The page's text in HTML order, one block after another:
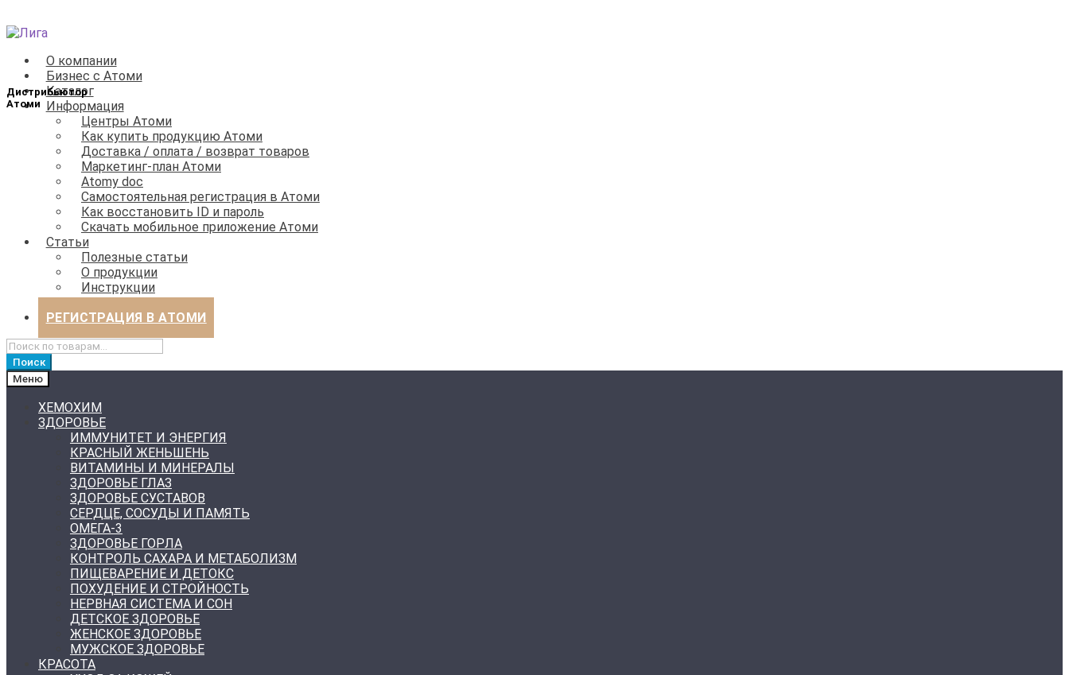
Перейти
навигации
Перейти
содержимому
О компании
Бизнес с Атоми
Каталог
Информация
Центры Атоми
Как купить продукцию Атоми
Доставка / оплата / возврат товаров
Маркетинг-план Атоми
Atomy doc
Самостоятельная регистрация в Атоми
Как восстановить ID и пароль
Скачать мобильное приложение Атоми
Статьи
Полезные статьи
О продукции
Инструкции
РЕГИСТРАЦИЯ В АТОМИ
Искать:
Поиск
Меню
ХЕМОХИМ
ЗДОРОВЬЕ
ИММУНИТЕТ И ЭНЕРГИЯ
КРАСНЫЙ ЖЕНЬШЕНЬ
ВИТАМИНЫ И МИНЕРАЛЫ
ЗДОРОВЬЕ ГЛАЗ
ЗДОРОВЬЕ СУСТАВОВ
СЕРДЦЕ, СОСУДЫ И ПАМЯТЬ
ОМЕГА-3
ЗДОРОВЬЕ ГОРЛА
КОНТРОЛЬ САХАРА И МЕТАБОЛИЗМ
ПИЩЕВАРЕНИЕ И ДЕТОКС
ПОХУДЕНИЕ И СТРОЙНОСТЬ
НЕРВНАЯ СИСТЕМА И СОН
ДЕТСКОЕ ЗДОРОВЬЕ
ЖЕНСКОЕ ЗДОРОВЬЕ
МУЖСКОЕ ЗДОРОВЬЕ
КРАСОТА